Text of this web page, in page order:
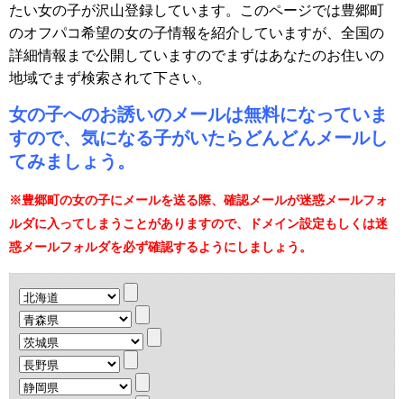
たい女の子が沢山登録しています。このページでは豊郷町
のオフパコ希望の女の子情報を紹介していますが、全国の
詳細情報まで公開していますのでまずはあなたのお住いの
地域でまず検索されて下さい。
女の子へのお誘いのメールは無料になっていま
すので、気になる子がいたらどんどんメールし
てみましょう。
※豊郷町の女の子にメールを送る際、確認メールが迷惑メールフォ
ルダに入ってしまうことがありますので、ドメイン設定もしくは迷
惑メールフォルダを必ず確認するようにしましょう。